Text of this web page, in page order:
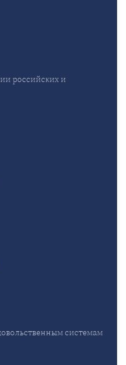
российских и
системам